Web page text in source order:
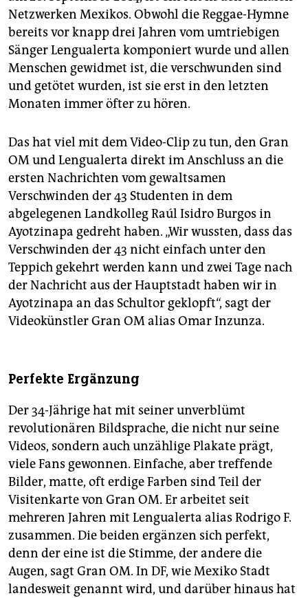
genossenschaft
epaper login
Netzwerken Mexikos. Obwohl die Reggae-Hymne
bereits vor knapp drei Jahren vom umtriebigen
Sänger Lengualerta komponiert wurde und allen
Menschen gewidmet ist, die verschwunden sind
und getötet wurden, ist sie erst in den letzten
Monaten immer öfter zu hören.
Das hat viel mit dem Video-Clip zu tun, den Gran
OM und Lengualerta direkt im Anschluss an die
ersten Nachrichten vom gewaltsamen
Verschwinden der 43 Studenten in dem
abgelegenen Landkolleg Raúl Isidro Burgos in
Ayotzinapa gedreht haben. „Wir wussten, dass das
Verschwinden der 43 nicht einfach unter den
Teppich gekehrt werden kann und zwei Tage nach
der Nachricht aus der Hauptstadt haben wir in
Ayotzinapa an das Schultor geklopft“, sagt der
Videokünstler Gran OM alias Omar Inzunza.
Perfekte Ergänzung
Der 34-Jährige hat mit seiner unverblümt
revolutionären Bildsprache, die nicht nur seine
Videos, sondern auch unzählige Plakate prägt,
viele Fans gewonnen. Einfache, aber treffende
Bilder, matte, oft erdige Farben sind Teil der
Visitenkarte von Gran OM. Er arbeitet seit
mehreren Jahren mit Lengualerta alias Rodrigo F.
zusammen. Die beiden ergänzen sich perfekt,
denn der eine ist die Stimme, der andere die
Augen, sagt Gran OM. In DF, wie Mexiko Stadt
landesweit genannt wird, und darüber hinaus hat